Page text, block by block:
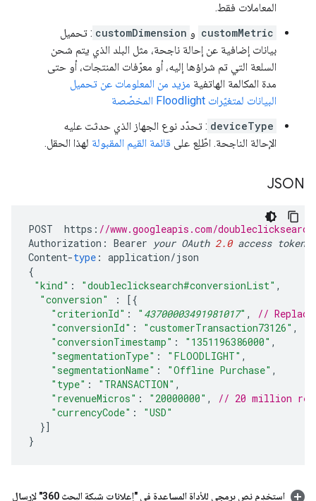
المعاملات فقط.
customMetric و customDimension : تحميل
بيانات إضافية عن إحالة ناجحة، مثل البلد الذي يتم شحن
السلعة التي تم شراؤها إليه، أو معرّفات المنتجات، أو حتى
مدة المكالمة الهاتفية مزيد من المعلومات عن تحميل
البيانات لمتغيّرات Floodlight المخصّصة
deviceType : تحدّد نوع الجهاز الذي حدثت عليه
الإحالة الناجحة. اطّلِع على قائمة القيم المقبولة لهذا الحقل.
JSON
POST https : //www.googleapis.com/
Authorization : Bearer your OAuth 2.0 access token
Content-type : application/json
{
"kind" : "doubleclicksearch#conversionList" ,
"conversion"
:
[{
"criterionId" : " 43700003491981017" ,
//
"conversionId" : "customerTransaction73126" ,
"conversionTimestamp" : "1351196386000" ,
"segmentationType" : "FLOODLIGHT" ,
"segmentationName" : "Offline Purchase" ,
"type" : "TRANSACTION" ,
"revenueMicros" : "20000000" ,
// 20 million
"currencyCode" :
"USD"
}]
}
استخدِم نص برمجي للأداة المساعدة في "إعلانات شبكة البحث 360" لإرسال